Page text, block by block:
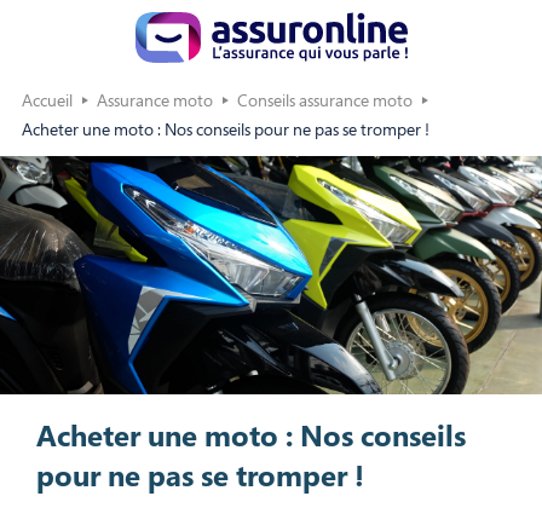
Accueil Assurance moto
Conseils assurance moto
Acheter une moto : Nos conseils pour ne pas se tromper !
Acheter une moto : Nos conseils
pour ne pas se tromper !